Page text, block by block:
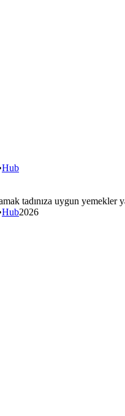
Hub
tadınıza uygun yemekler
Hub2026